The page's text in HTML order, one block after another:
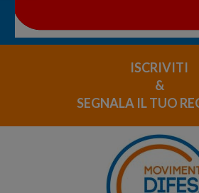
ISCRIVITI
&
SEGNALA IL TUO